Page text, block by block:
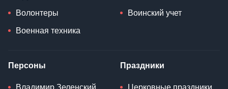
Волонтеры
Военная техника
Воинский учет
Персоны
Владимир Зеленский
Праздники
Церковные праздники